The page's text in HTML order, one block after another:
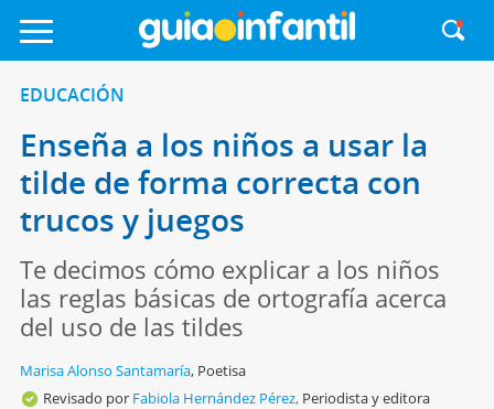
EDUCACIÓN
Enseña a los niños a usar la
tilde de forma correcta con
trucos y juegos
Te decimos cómo explicar a los niños
las reglas básicas de ortografía acerca
del uso de las tildes
Marisa Alonso Santamaría, Poetisa
Revisado por Fabiola Hernández Pérez, Periodista y editora